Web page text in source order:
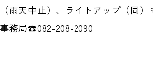
（雨天中止）、ライトアップ（同
事務局☎082-208-2090